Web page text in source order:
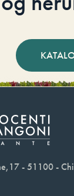
- 51100 -